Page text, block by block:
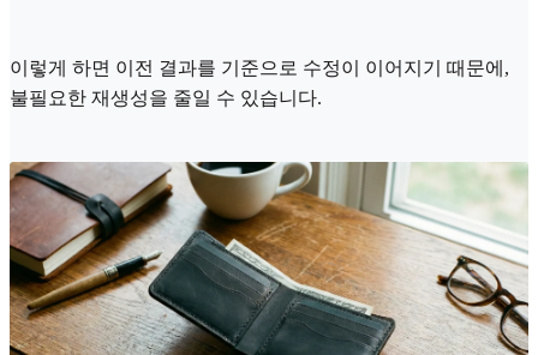
이렇게 하면 이전 결과를 기준으로 수정이 이어지기 때문에,
불필요한 재생성을 줄일 수 있습니다.